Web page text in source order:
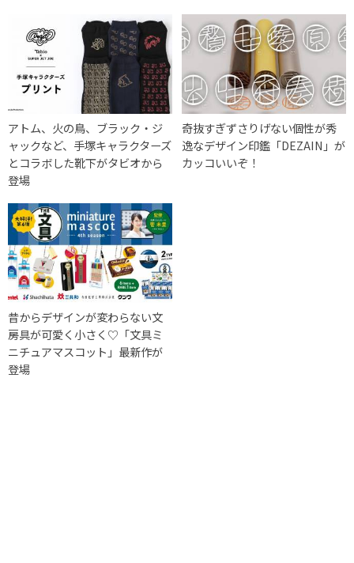
アトム、火の鳥、ブラック・ジ
ャックなど、手塚キャラクターズ
とコラボした靴下がタビオから
登場
奇抜すぎずさりげない個性が秀
逸なデザイン印鑑「DEZAIN」が
カッコいいぞ！
昔からデザインが変わらない文
房具が可愛く小さく♡「文具ミ
ニチュアマスコット」最新作が
登場